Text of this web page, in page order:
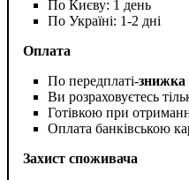
По Києву: 1 день
По Україні: 1-2 дні
Оплата
По передплаті-знижка
Ви розраховуєтесь
Готівкою при
Оплата банківською
Захист споживача